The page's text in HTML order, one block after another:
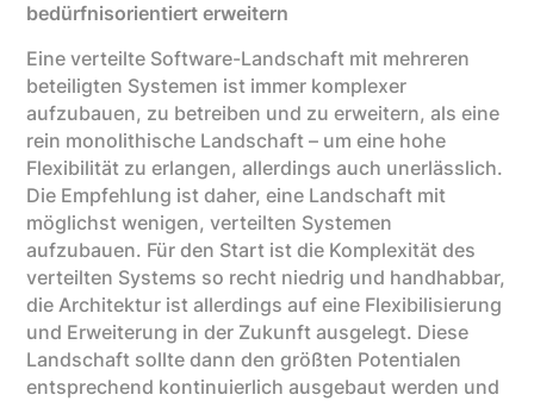
bedürfnisorientiert erweitern
Eine verteilte Software-Landschaft mit mehreren
beteiligten Systemen ist immer komplexer
aufzubauen, zu betreiben und zu erweitern, als eine
rein monolithische Landschaft – um eine hohe
Flexibilität zu erlangen, allerdings auch unerlässlich.
Die Empfehlung ist daher, eine Landschaft mit
möglichst wenigen, verteilten Systemen
aufzubauen. Für den Start ist die Komplexität des
verteilten Systems so recht niedrig und handhabbar,
die Architektur ist allerdings auf eine Flexibilisierung
und Erweiterung in der Zukunft ausgelegt. Diese
Landschaft sollte dann den größten Potentialen
entsprechend kontinuierlich ausgebaut werden und